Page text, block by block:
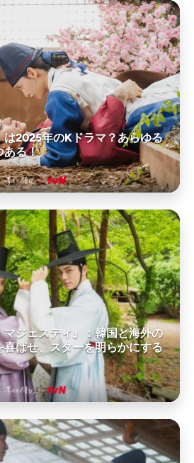
は2025年のKドラマ？あらゆる
ある！
ジェスティ』：韓国と海外の
ばせ、スターを明らかにする